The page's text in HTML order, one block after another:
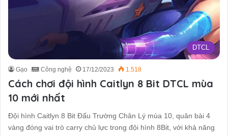
DTCL
Gạo Công nghệ 17/12/2023 1.518
Cách chơi đội hình Caitlyn 8 Bit DTCL mùa
10 mới nhất
Đội hình Caitlyn 8 Bit Đấu Trường Chân Lý mùa 10, quân bài 4
vàng đóng vai trò carry chủ lực trong đội hình 8Bit, với khả năng